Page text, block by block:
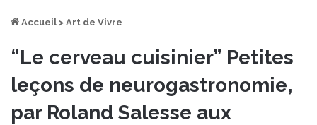
Accueil > Art de Vivre
“Le cerveau cuisinier” Petites
leçons de neurogastronomie,
par Roland Salesse aux